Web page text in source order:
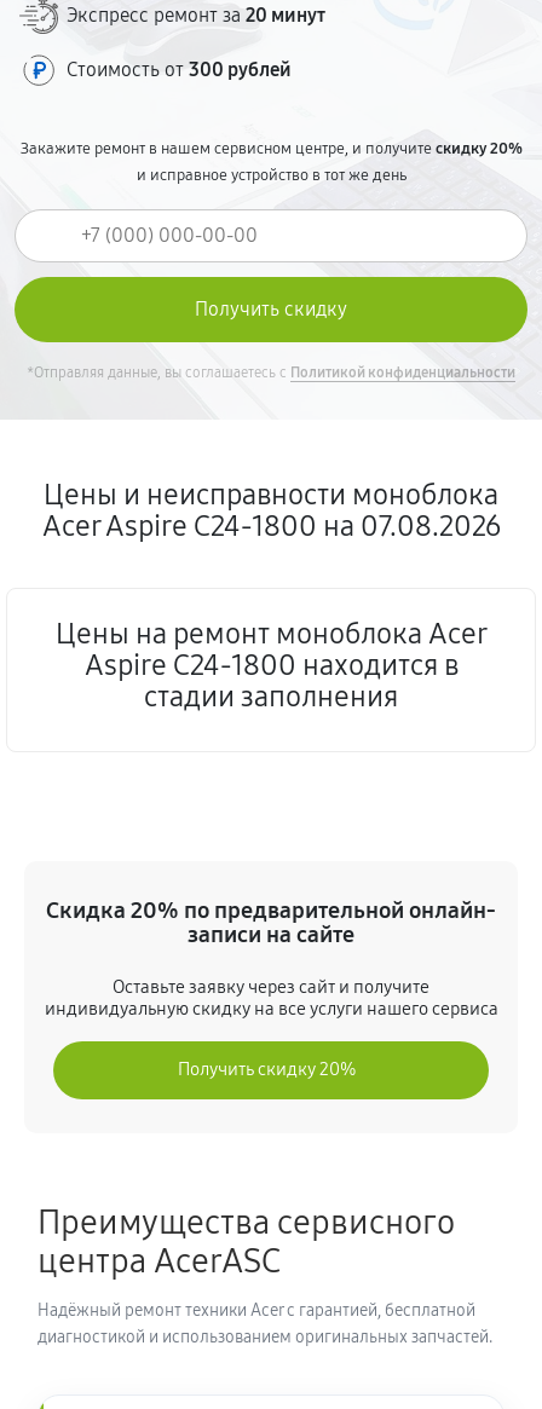
Экспресс ремонт за 20 минут
Стоимость от 300 рублей
Закажите ремонт в нашем сервисном центре, и получитескидку 20%
и исправное устройство в тот же день
*Отправляя данные, вы соглашаетесь с Политикой конфиденциальности
Цены и неисправности моноблока
Acer Aspire C24‑1800 на 07.08.2026
Цены на ремонт моноблока Acer
Aspire C24‑1800 находится в
стадии заполнения
Скидка 20% по предварительной онлайн-
записи на сайте
Оставьте заявку через сайт и получите
индивидуальную скидку на все услуги нашего сервиса
Получить скидку 20%
Преимущества сервисного
центра AcerASC
Надёжный ремонт техники Acer с гарантией, бесплатной
диагностикой и использованием оригинальных запчастей.